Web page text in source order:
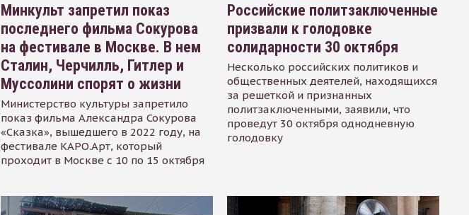
Минкульт запретил показ
последнего фильма Сокурова
на фестивале в Москве. В нем
Сталин, Черчилль, Гитлер и
Муссолини спорят о жизни
Министерство культуры запретило
показ фильма Александра Сокурова
«Сказка», вышедшего в 2022 году, на
фестивале КАРО.Арт, который
проходит в Москве с 10 по 15 октября
Российские политзаключенные
призвали к голодовке
солидарности 30 октября
Несколько российских политиков и
общественных деятелей, находящихся
за решеткой и признанных
политзаключенными, заявили, что
проведут 30 октября однодневную
голодовку